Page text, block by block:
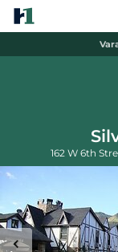
162 W 6th